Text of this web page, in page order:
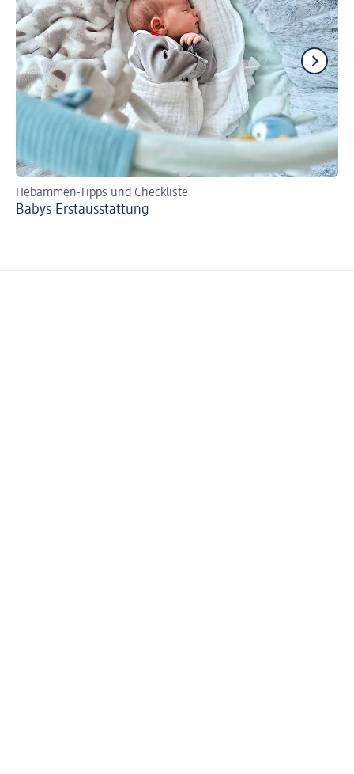
Hebammen-Tipps und Checkliste
Babys Erst­aus­stattung